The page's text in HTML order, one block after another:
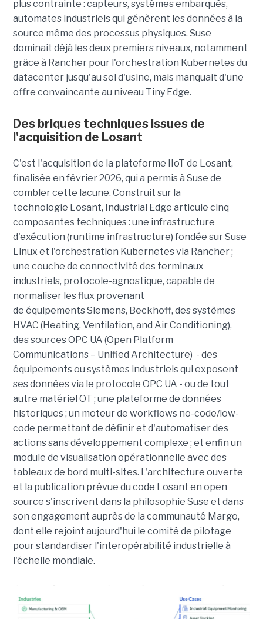
plus contrainte : capteurs, systèmes embarqués,
automates industriels qui génèrent les données à la
source même des processus physiques. Suse
dominait déjà les deux premiers niveaux, notamment
grâce à Rancher pour l'orchestration Kubernetes du
datacenter jusqu'au sol d'usine, mais manquait d'une
offre convaincante au niveau Tiny Edge.
Des briques techniques issues de
l'acquisition de Losant
C'est l'acquisition de la plateforme IIoT de Losant,
finalisée en février 2026, qui a permis à Suse de
combler cette lacune. Construit sur la
technologie Losant, Industrial Edge articule cinq
composantes techniques : une infrastructure
d'exécution (runtime infrastructure) fondée sur Suse
Linux et l'orchestration Kubernetes via Rancher ;
une couche de connectivité des terminaux
industriels, protocole-agnostique, capable de
normaliser les flux provenant
de équipements Siemens, Beckhoff, des systèmes
HVAC (Heating, Ventilation, and Air Conditioning),
des sources OPC UA (Open Platform
Communications – Unified Architecture) - des
équipements ou systèmes industriels qui exposent
ses données via le protocole OPC UA - ou de tout
autre matériel OT ; une plateforme de données
historiques ; un moteur de workflows no-code/low-
code permettant de définir et d'automatiser des
actions sans développement complexe ; et enfin un
module de visualisation opérationnelle avec des
tableaux de bord multi-sites. L'architecture ouverte
et la publication prévue du code Losant en open
source s'inscrivent dans la philosophie Suse et dans
son engagement auprès de la communauté Margo,
dont elle rejoint aujourd'hui le comité de pilotage
pour standardiser l'interopérabilité industrielle à
l'échelle mondiale.